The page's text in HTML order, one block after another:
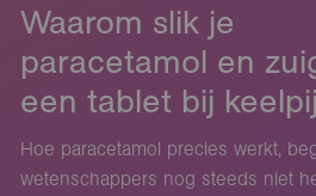
Waarom slik je
paracetamol en
een tablet bij
Hoe paracetamol precies werkt,
wetenschappers nog steeds niet